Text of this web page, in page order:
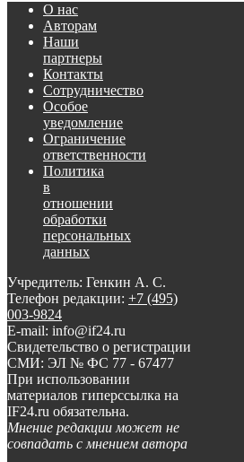
О нас
Авторам
Наши
партнеры
Контакты
Сотрудничество
Особое
уведомление
Ограничение
ответственности
Политика
в
отношении
обработки
персональных
данных
Учредитель: Генкин А. С.
Телефон редакции: +7 (495)
003-9824
E-mail: info@if24.ru
Свидетельство о регистрации
СМИ: ЭЛ № ФС 77 - 67477
При использовании
материалов гиперссылка на
IF24.ru обязательна.
Мнение редакции может не
совпадать с мнением автора